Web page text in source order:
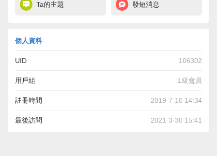
Ta的主題 發短消息
個人資料
UID 106302
用戶組 1級會員
註冊時間 2019-7-10 14:34
最後訪問 2021-3-30 15:41